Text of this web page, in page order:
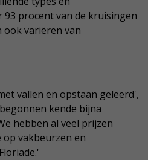
procent van de kruisingen
ook variëren van
vallen en opstaan geleerd',
kende bijna
hebben al veel prijzen
vakbeurzen en